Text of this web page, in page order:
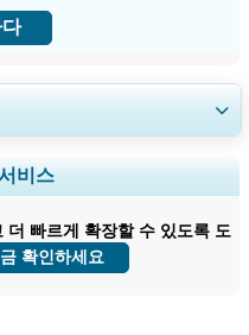
업 프로필, 경쟁 벤치마킹, 및 최
이트.
설정
비스
더 빠르게 확장할 수 있도록 도
확인하세요